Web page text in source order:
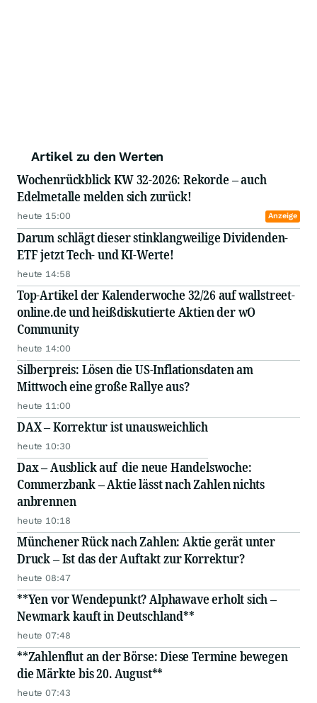
Artikel zu den Werten
Wochenrückblick KW 32-2026: Rekorde – auch
Edelmetalle melden sich zurück!
heute 15:00 Anzeige
Darum schlägt dieser stinklangweilige Dividenden-
ETF jetzt Tech- und KI-Werte!
heute 14:58
Top-Artikel der Kalenderwoche 32/26 auf wallstreet-
online.de und heißdiskutierte Aktien der wO
Community
heute 14:00
Silberpreis: Lösen die US-Inflationsdaten am
Mittwoch eine große Rallye aus?
heute 11:00
DAX – Korrektur ist unausweichlich
heute 10:30
Dax – Ausblick auf die neue Handelswoche:
Commerzbank – Aktie lässt nach Zahlen nichts
anbrennen
heute 10:18
Münchener Rück nach Zahlen: Aktie gerät unter
Druck – Ist das der Auftakt zur Korrektur?
heute 08:47
**Yen vor Wendepunkt? Alphawave erholt sich –
Newmark kauft in Deutschland**
heute 07:48
**Zahlenflut an der Börse: Diese Termine bewegen
die Märkte bis 20. August**
heute 07:43